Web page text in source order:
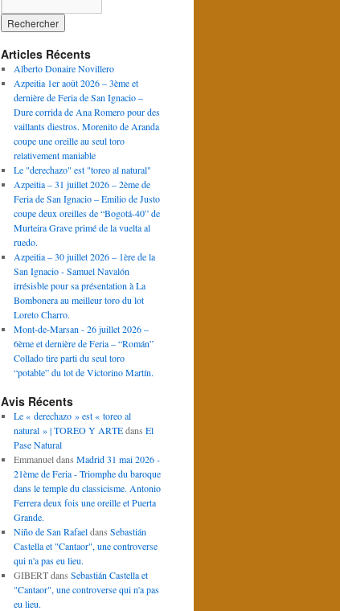
Articles Récents
Alberto Donaire Novillero
Azpeitia 1er août 2026 – 3ème et
dernière de Feria de San Ignacio –
Dure corrida de Ana Romero pour des
vaillants diestros. Morenito de Aranda
coupe une oreille au seul toro
relativement maniable
Le "derechazo" est "toreo al natural"
Azpeitia – 31 juillet 2026 – 2ème de
Feria de San Ignacio – Emilio de Justo
coupe deux oreilles de “Bogotá-40” de
Murteira Grave primé de la vuelta al
ruedo.
Azpeitia – 30 juillet 2026 – 1ère de la
San Ignacio - Samuel Navalón
irrésisble pour sa présentation à La
Bombonera au meilleur toro du lot
Loreto Charro.
Mont-de-Marsan - 26 juillet 2026 –
6ème et dernière de Feria – “Román”
Collado tire parti du seul toro
“potable” du lot de Victorino Martín.
Avis Récents
Le « derechazo » est « toreo al
natural » | TOREO Y ARTEdans El
Pase Natural
Emmanueldans Madrid 31 mai 2026 -
21ème de Feria - Triomphe du baroque
dans le temple du classicisme. Antonio
Ferrera deux fois une oreille et Puerta
Grande.
Niño de San Rafaeldans Sebastián
Castella et "Cantaor", une controverse
qui n'a pas eu lieu.
GIBERTdans Sebastián Castella et
"Cantaor", une controverse qui n'a pas
eu lieu.